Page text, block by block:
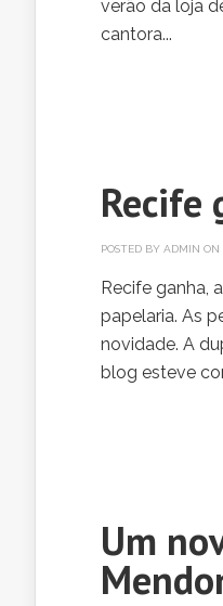
verão da loja
cantora...
Recife
POSTED BY ADMIN ON
Recife ganha,
papelaria. As
novidade. A
blog esteve
Um